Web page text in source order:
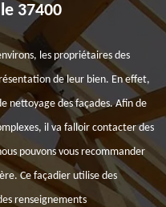
37400
les propriétaires des
de leur bien. En effet,
nettoyage des façades. Afin de
il va falloir contacter des
pouvons vous recommander
Ce façadier utilise des
renseignements